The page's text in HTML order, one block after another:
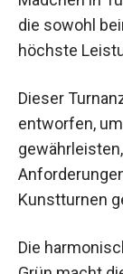
die sowohl
Wettkämpfen
möchten.
Dieser
entworfen,
zu
Kunstturnen
Die